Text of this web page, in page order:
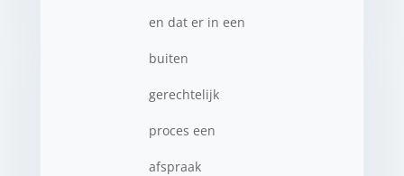
en dat er in een
buiten
gerechtelijk
proces een
afspraak